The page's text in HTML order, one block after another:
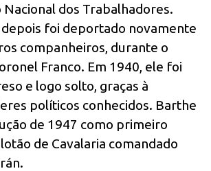
dos Trabalhadores.
foi deportado novamente
companheiros, durante o
Franco. Em 1940, ele foi
e logo solto, graças à
políticos conhecidos. Barthe
de 1947 como primeiro
de Cavalaria comandado